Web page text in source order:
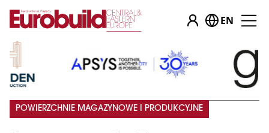
EN
POWIERZCHNIE MAGAZYNOWE I PRODUKCYJNE